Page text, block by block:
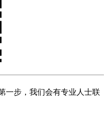
一步，我们会有专业人士联